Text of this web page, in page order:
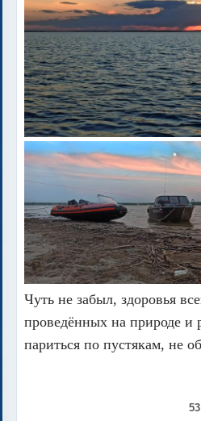
Чуть не забыл, здоровья
проведённых на природе и
париться по пустякам, не
53